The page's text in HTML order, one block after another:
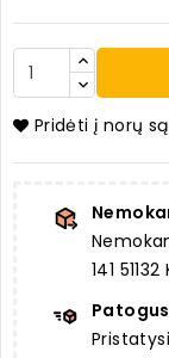
Pridėti į norų
141